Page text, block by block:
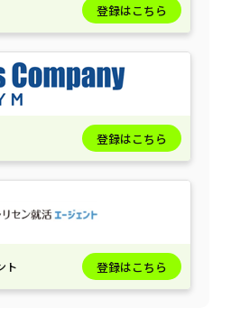
登録はこちら
登録はこちら
ト 登録はこちら